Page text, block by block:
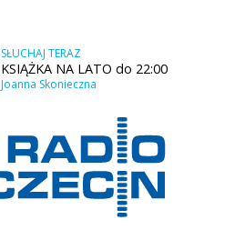
SŁUCHAJ TERAZ
KSIĄŻKA NA LATO do 22:00
Joanna Skonieczna